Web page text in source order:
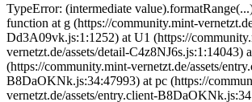
TypeError: (intermediate
function at g (https://community.mint-
Dd3A09vk.js:1:1252) at U1 (https://
vernetzt.de/assets/detail-C4z8NJ6s.js:1:14043)
(https://community.mint-vernetzt.de/assets/
B8DaOKNk.js:34:47993) at pc (https://
vernetzt.de/assets/entry.client-